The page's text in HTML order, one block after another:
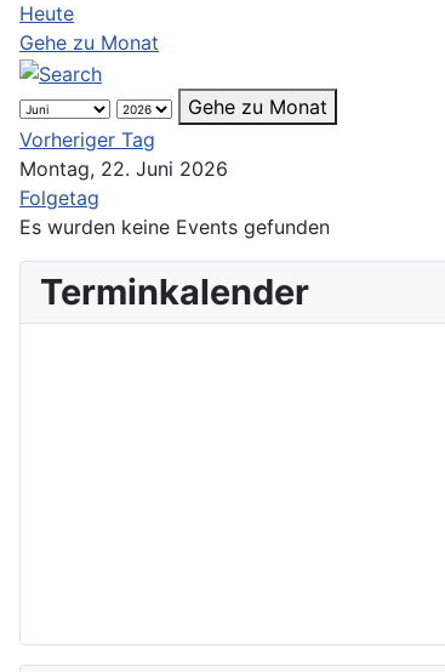
Heute
Gehe zu Monat
Gehe zu Monat
Vorheriger Tag
Montag, 22. Juni 2026
Folgetag
Es wurden keine Events gefunden
Terminkalender